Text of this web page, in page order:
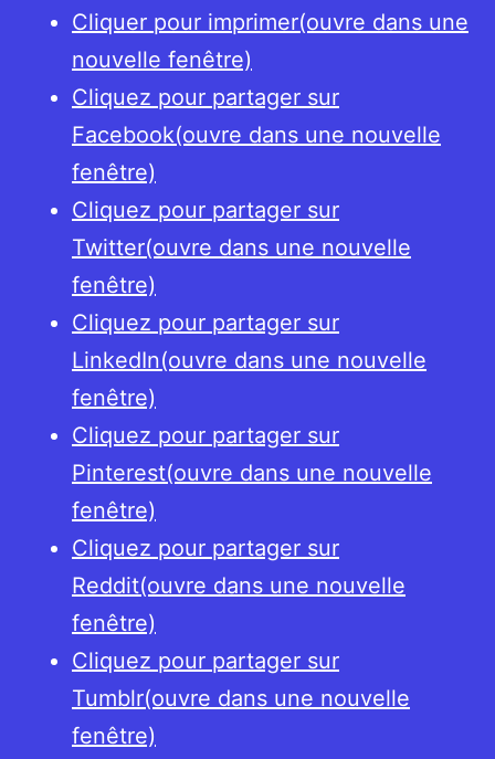
Cliquer pour imprimer(ouvre dans une
nouvelle fenêtre)
Cliquez pour partager sur
Facebook(ouvre dans une nouvelle
fenêtre)
Cliquez pour partager sur
Twitter(ouvre dans une nouvelle
fenêtre)
Cliquez pour partager sur
LinkedIn(ouvre dans une nouvelle
fenêtre)
Cliquez pour partager sur
Pinterest(ouvre dans une nouvelle
fenêtre)
Cliquez pour partager sur
Reddit(ouvre dans une nouvelle
fenêtre)
Cliquez pour partager sur
Tumblr(ouvre dans une nouvelle
fenêtre)